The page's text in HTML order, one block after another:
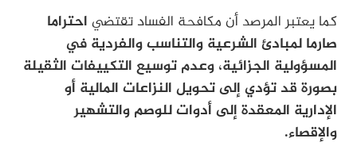
كما يعتبر المرصد أن مكافحة الفساد تقتضي احتراما
صارما لمبادئ الشرعية والتناسب والفردية في
المسؤولية الجزائية، وعدم توسيع التكييفات الثقيلة
بصورة قد تؤدي إلى تحويل النزاعات المالية أو
الإدارية المعقدة إلى أدوات للوصم والتشهير
والإقصاء.